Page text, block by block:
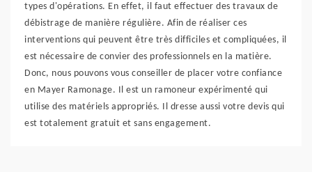
types d'opérations. En effet, il faut effectuer des travaux de
débistrage de manière régulière. Afin de réaliser ces
interventions qui peuvent être très difficiles et compliquées, il
est nécessaire de convier des professionnels en la matière.
Donc, nous pouvons vous conseiller de placer votre confiance
en Mayer Ramonage. Il est un ramoneur expérimenté qui
utilise des matériels appropriés. Il dresse aussi votre devis qui
est totalement gratuit et sans engagement.